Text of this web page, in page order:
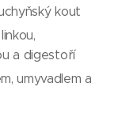
kout
a digestoří
umyvadlem a